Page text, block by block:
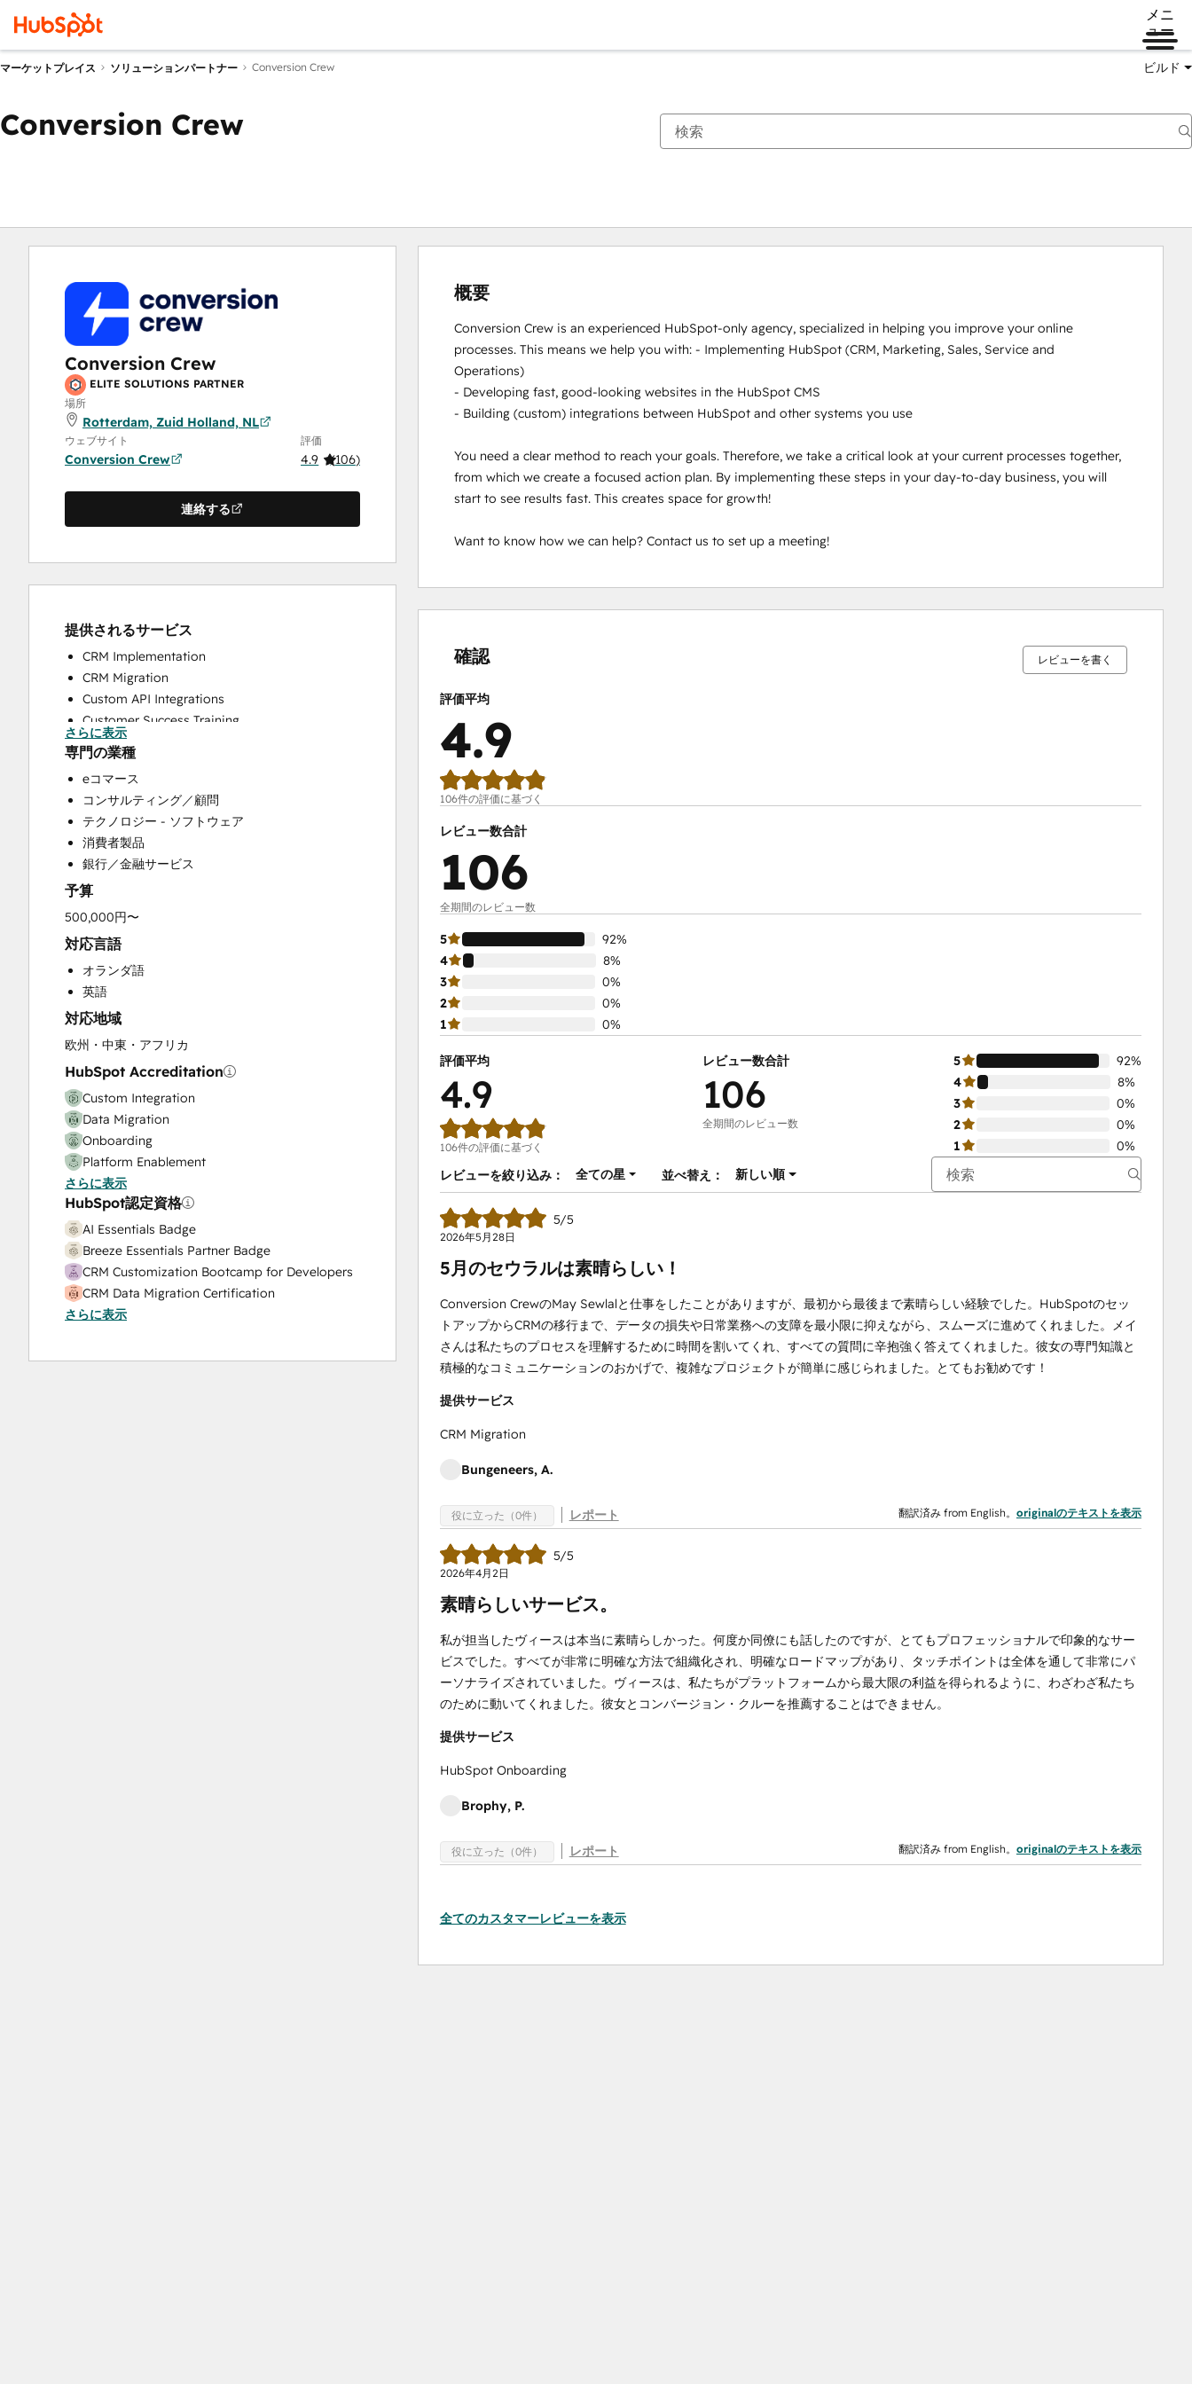
メニ
ュー
マーケットプレイス ソリューションパートナー Conversion Crew ビルド
Conversion Crew
Conversion Crew
ELITE SOLUTIONS PARTNER
場所
Rotterdam, Zuid Holland, NL
ウェブサイト
Conversion Crew
評価
4.9 (106)
連絡する
提供されるサービス
CRM Implementation
CRM Migration
Custom API Integrations
Customer Success Training
Customer Support Training
Customer Survey and Analysis
Help Desk Implementation
HubSpot Onboarding
Knowledge Base Development
Programmable Automation
Sales and Marketing Alignment
Sales Enablement
Website Design
Website Development
Website Migration
さらに表示
専門の業種
eコマース
コンサルティング／顧問
テクノロジー - ソフトウェア
消費者製品
銀行／金融サービス
予算
500,000円〜
対応言語
オランダ語
英語
対応地域
欧州・中東・アフリカ
HubSpot Accreditation
Custom Integration
Data Migration
Onboarding
Platform Enablement
Solutions Architecture Design
さらに表示
HubSpot認定資格
AI Essentials Badge
Breeze Essentials Partner Badge
CRM Customization Bootcamp for Developers
CRM Data Migration Certification
Data Integrations Certification
HubSpot Architecture I: Data Models and APIs
さらに表示
概要
Conversion Crew is an experienced HubSpot-only agency, specialized in helping you improve your online
processes. This means we help you with: - Implementing HubSpot (CRM, Marketing, Sales, Service and
Operations)
- Developing fast, good-looking websites in the HubSpot CMS
- Building (custom) integrations between HubSpot and other systems you use
You need a clear method to reach your goals. Therefore, we take a critical look at your current processes together,
from which we create a focused action plan. By implementing these steps in your day-to-day business, you will
start to see results fast. This creates space for growth!
Want to know how we can help? Contact us to set up a meeting!
確認 レビューを書く
評価平均
4.9
106件の評価に基づく
レビュー数合計
106
全期間のレビュー数
5
92%
4
了
8%
3
了
0%
2
了
0%
1
了
0%
評価平均
4.9
106件の評価に基づく
レビュー数合計
106
全期間のレビュー数
5
了
92%
4
8%
3
0%
2
0%
1
0%
レビューを絞り込み：
全ての星 並べ替え： 新しい順
5/5
2026年5月28日
5月のセウラルは素晴らしい！
Conversion CrewのMay Sewlalと仕事をしたことがありますが、最初から最後まで素晴らしい経験でした。HubSpotのセッ
トアップからCRMの移行まで、データの損失や日常業務への支障を最小限に抑えながら、スムーズに進めてくれました。メイ
さんは私たちのプロセスを理解するために時間を割いてくれ、すべての質問に辛抱強く答えてくれました。彼女の専門知識と
積極的なコミュニケーションのおかげで、複雑なプロジェクトが簡単に感じられました。とてもお勧めです！
提供サービス
CRM Migration
Bungeneers, A.
役に立った（0件） レポート 翻訳済み from English。 originalのテキストを表示
5/5
2026年4月2日
素晴らしいサービス。
私が担当したヴィースは本当に素晴らしかった。何度か同僚にも話したのですが、とてもプロフェッショナルで印象的なサー
ビスでした。すべてが非常に明確な方法で組織化され、明確なロードマップがあり、タッチポイントは全体を通して非常にパ
ーソナライズされていました。ヴィースは、私たちがプラットフォームから最大限の利益を得られるように、わざわざ私たち
のために動いてくれました。彼女とコンバージョン・クルーを推薦することはできません。
提供サービス
HubSpot Onboarding
Brophy, P.
役に立った（0件） レポート 翻訳済み from English。 originalのテキストを表示
全てのカスタマーレビューを表示